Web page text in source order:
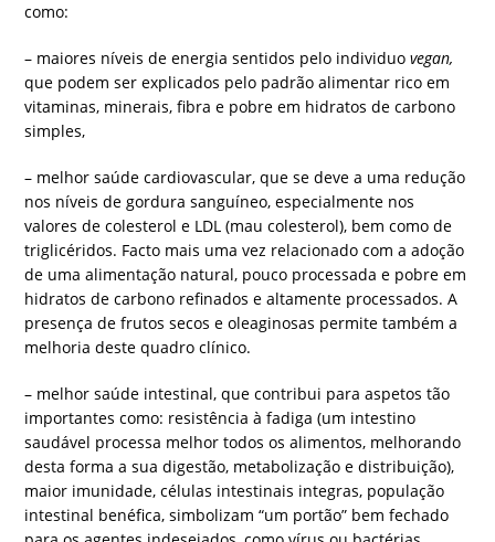
como:
– maiores níveis de energia sentidos pelo individuovegan,
que podem ser explicados pelo padrão alimentar rico em
vitaminas, minerais, fibra e pobre em hidratos de carbono
simples,
– melhor saúde cardiovascular, que se deve a uma redução
nos níveis de gordura sanguíneo, especialmente nos
valores de colesterol e LDL (mau colesterol), bem como de
triglicéridos. Facto mais uma vez relacionado com a adoção
de uma alimentação natural, pouco processada e pobre em
hidratos de carbono refinados e altamente processados. A
presença de frutos secos e oleaginosas permite também a
melhoria deste quadro clínico.
– melhor saúde intestinal, que contribui para aspetos tão
importantes como: resistência à fadiga (um intestino
saudável processa melhor todos os alimentos, melhorando
desta forma a sua digestão, metabolização e distribuição),
maior imunidade, células intestinais integras, população
intestinal benéfica, simbolizam “um portão” bem fechado